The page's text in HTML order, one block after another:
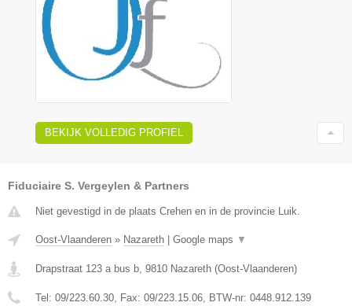
BEKIJK VOLLEDIG PROFIEL
Fiduciaire S. Vergeylen & Partners
Niet gevestigd in de plaats Crehen en in de provincie Luik.
Oost-Vlaanderen » Nazareth Google maps ▼
Drapstraat 123 a bus b 9810 Nazareth (Oost-Vlaanderen)
Tel: 09/223.60.30 , Fax: 09/223.15.06 , BTW-nr: 0448.912.139